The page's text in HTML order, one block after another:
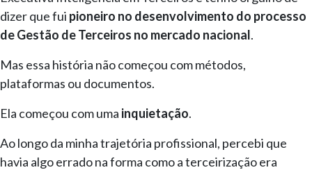
dizer que fui pioneiro no desenvolvimento do processo
de Gestão de Terceiros no mercado nacional.
Mas essa história não começou com métodos,
plataformas ou documentos.
Ela começou com uma inquietação.
Ao longo da minha trajetória profissional, percebi que
havia algo errado na forma como a terceirização era